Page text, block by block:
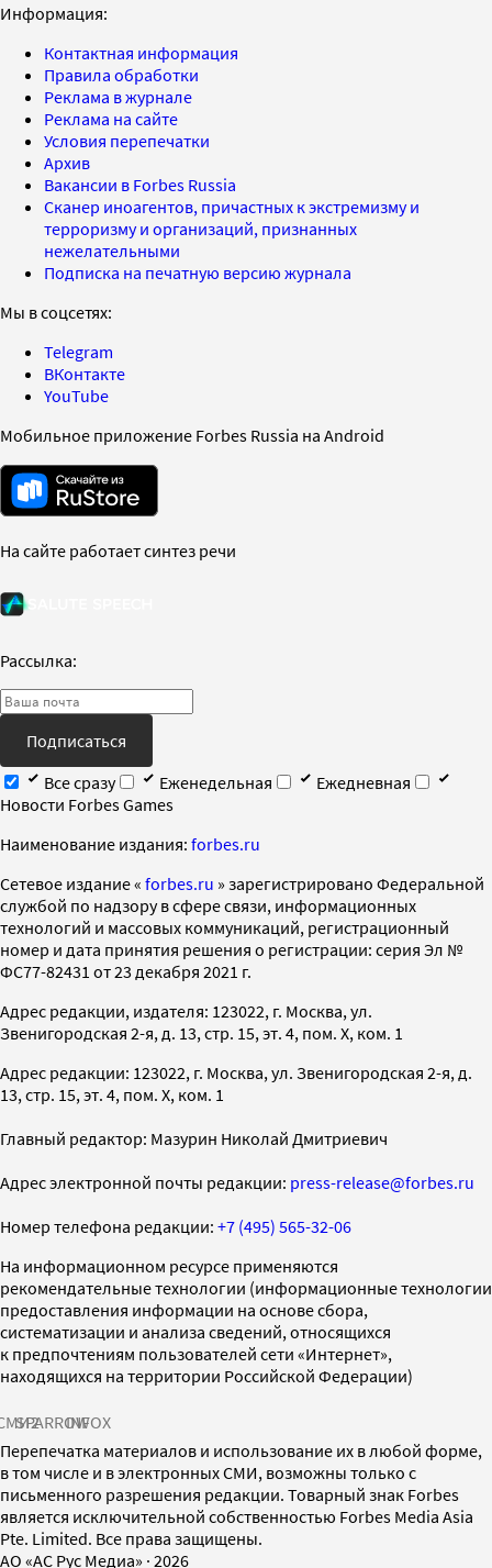
Информация:
Контактная информация
Правила обработки
Реклама в журнале
Реклама на сайте
Условия перепечатки
Архив
Вакансии в Forbes Russia
Сканер иноагентов, причастных к экстремизму и
терроризму и организаций, признанных
нежелательными
Подписка на печатную версию журнала
Мы в соцсетях:
Telegram
ВКонтакте
YouTube
Мобильное приложение Forbes Russia на Android
На сайте работает синтез речи
Рассылка:
Подписаться
Все сразу
Еженедельная
Ежедневная
Новости Forbes Games
Наименование издания: forbes.ru
Cетевое издание « forbes.ru » зарегистрировано Федеральной
службой по надзору в сфере связи, информационных
технологий и массовых коммуникаций, регистрационный
номер и дата принятия решения о регистрации: серия Эл №
ФС77-82431 от 23 декабря 2021 г.
Адрес редакции, издателя: 123022, г. Москва, ул.
Звенигородская 2-я, д. 13, стр. 15, эт. 4, пом. X, ком. 1
Адрес редакции: 123022, г. Москва, ул. Звенигородская 2-я, д.
13, стр. 15, эт. 4, пом. X, ком. 1
Главный редактор: Мазурин Николай Дмитриевич
Адрес электронной почты редакции: press-release@forbes.ru
Номер телефона редакции: +7 (495) 565-32-06
На информационном ресурсе применяются
рекомендательные технологии (информационные технологии
предоставления информации на основе сбора,
систематизации и анализа сведений, относящихся
к предпочтениям пользователей сети «Интернет»,
находящихся на территории Российской Федерации)
SPARROWINFOX
Перепечатка материалов и использование их в любой форме,
в том числе и в электронных СМИ, возможны только с
письменного разрешения редакции. Товарный знак Forbes
является исключительной собственностью Forbes Media Asia
Pte. Limited. Все права защищены.
AO «АС Рус Медиа» · 2026